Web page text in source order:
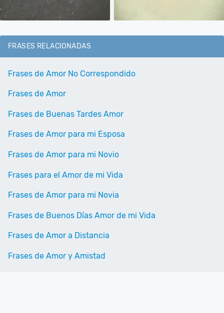
FRASES RELACIONADAS
Frases de Amor No Correspondido
Frases de Amor
Frases de Buenas Tardes Amor
Frases de Amor para mi Esposa
Frases de Amor para mi Novio
Frases para el Amor de mi Vida
Frases de Amor para mi Novia
Frases de Buenos Días Amor de mi Vida
Frases de Amor a Distancia
Frases de Amor y Amistad